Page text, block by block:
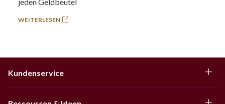
WEITERLESEN
Kundenservice